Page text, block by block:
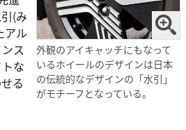
外観のアイキャッチにもなって
いるホイールのデザインは日本
の伝統的なデザインの「水引」
がモチーフとなっている。
(み
アル
ス
な
る